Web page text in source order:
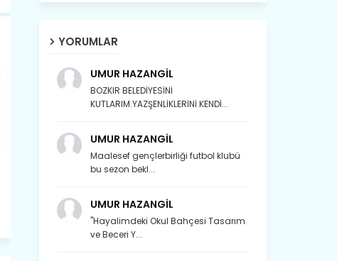
YORUMLAR
UMUR HAZANGİL
BOZKIR BELEDİYESİNİ
KUTLARIM.YAZŞENLİKLERİNİ KENDİ...
UMUR HAZANGİL
Maalesef gençlerbirliği futbol klubü
bu sezon bekl...
UMUR HAZANGİL
"Hayalimdeki Okul Bahçesi Tasarım
ve Beceri Y...